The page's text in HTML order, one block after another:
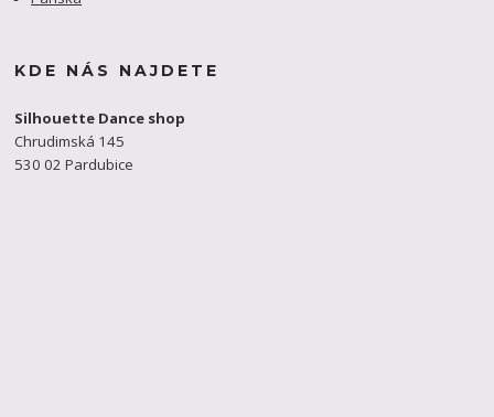
KDE NÁS NAJDETE
Silhouette Dance shop
Chrudimská 145
530 02 Pardubice